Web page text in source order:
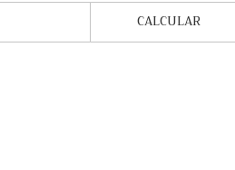
CALCULAR